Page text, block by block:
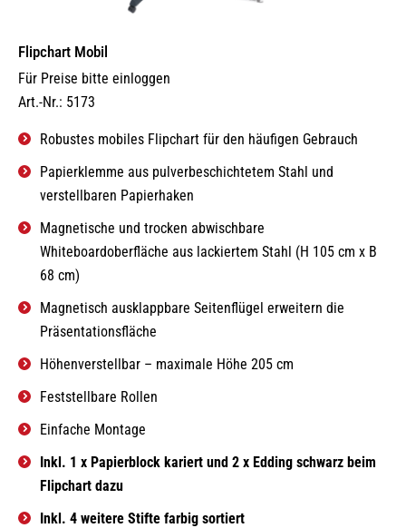
Flipchart Mobil
Für Preise bitte einloggen
Art.-Nr.: 5173
Robustes mobiles Flipchart für den häufigen Gebrauch
Papierklemme aus pulverbeschichtetem Stahl und
verstellbaren Papierhaken
Magnetische und trocken abwischbare
Whiteboardoberfläche aus lackiertem Stahl (H 105 cm x B
68 cm)
Magnetisch ausklappbare Seitenflügel erweitern die
Präsentationsfläche
Höhenverstellbar – maximale Höhe 205 cm
Feststellbare Rollen
Einfache Montage
Inkl. 1 x Papierblock kariert und 2 x Edding schwarz beim
Flipchart dazu
Inkl. 4 weitere Stifte farbig sortiert